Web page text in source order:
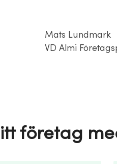
Mats Lundmark
VD Almi
företag